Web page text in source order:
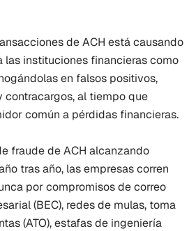
de ACH está causando
las instituciones financieras como
en falsos positivos,
contracargos, al tiempo que
común a pérdidas financieras.
fraude de ACH alcanzando
tras año, las empresas corren
por compromisos de correo
(BEC), redes de mulas, toma
(ATO), estafas de ingeniería